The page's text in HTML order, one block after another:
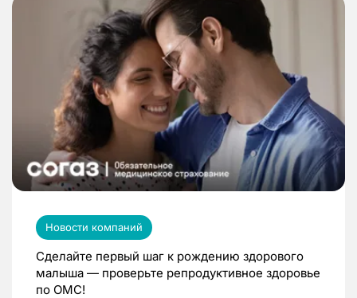
Новости компаний
Сделайте первый шаг к рождению здорового
малыша — проверьте репродуктивное здоровье
по ОМС!